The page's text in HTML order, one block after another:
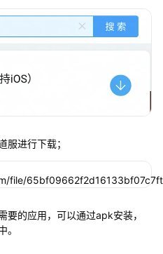
服进行下载；
要的应用，可以通过apk安装，
。